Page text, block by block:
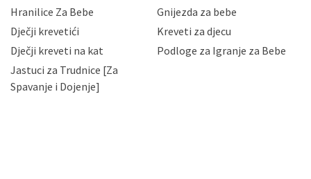
slučajevima koji su dozvoljeni zakonima. Napominjemo
da možete u svako doba, u potpunosti ili djelomice,
zatražiti prestanak aktivnosti obrade Vaših osobnih
podataka. Opoziv privole možete podnijeti poštom na
gore navedenu adresu ili e-mailom na adresu:
Hranilice Za Bebe
Gnijezda za bebe
Dječji krevetići
Kreveti za djecu
Dječji kreveti na kat
Podloge za Igranje za Bebe
Jastuci za Trudnice [Za
Spavanje i Dojenje]